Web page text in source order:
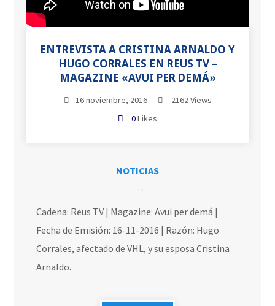
ENTREVISTA A CRISTINA ARNALDO Y
HUGO CORRALES EN REUS TV –
MAGAZINE «AVUI PER DEMÁ»
16 noviembre, 2016
2162 Views
0Likes
NOTICIAS
Cadena: Reus TV | Magazine: Avui per demá |
Fecha de Emisión: 16-11-2016 | Razón: Hugo
Corrales, afectado de VHL, y su esposa Cristina
Arnaldo.